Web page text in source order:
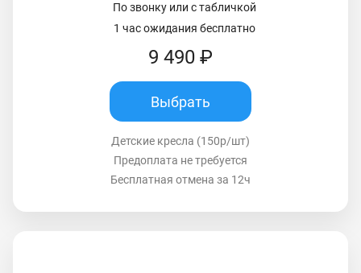
По звонку или с табличкой
1 час ожидания бесплатно
9 490 ₽
Выбрать
Детские кресла (150р/шт)
Предоплата не требуется
Бесплатная отмена за 12ч